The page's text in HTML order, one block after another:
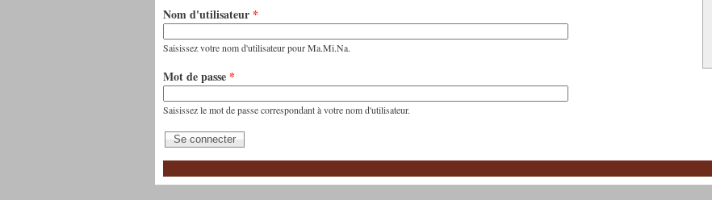
Nom d'utilisateur *
Saisissez votre nom d'utilisateur pour Ma.Mi.Na.
Mot de passe *
Saisissez le mot de passe correspondant à votre nom d'utilisateur.